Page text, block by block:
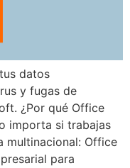
datos
y fugas de
¿Por qué Office
importa si trabajas
multinacional: Office
para